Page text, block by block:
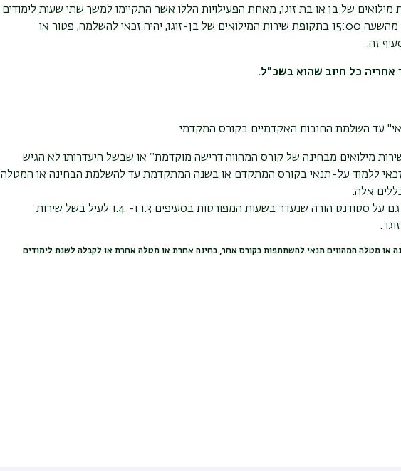
של בן או בת זוגו, מאחת הפעילויות הללו אשר התקיימו למשך שתי שעות לימודים
עד השעה 10:30 ובלא הגבלה החל מהשעה 15:00 בתקופת שירות המילואים של בן-זוגו, יהיה זכאי להשלמה, פטור או
זה.
אחריה כל חיוב שהוא בשכ"ל.
עד השלמת החובות האקדמיים בקורס המקדמי
מילואים מבחינה של קורס המהווה דרישה מוקדמת* או שבשל היעדרותו לא הגיש
ללמוד על-תנאי בקורס המתקדם או בשנה המתקדמת עד להשלמת הבחינה או המטלה
אלה.
הוראות סעיף זה יחולו גם על סטודנט הורה שנעדר בשעות המפורטות בסעיפים 1.3 ו- 1.4 לעיל בשל שירות
.
או מטלה המהווים תנאי להשתתפות בקורס אחר, בחינה אחרת או מטלה אחרת או לקבלה לשנת לימודים